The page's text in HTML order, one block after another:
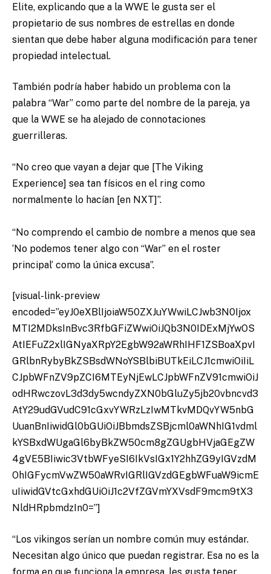
Elite, explicando que a la WWE le gusta ser el
propietario de sus nombres de estrellas en donde
sientan que debe haber alguna modificación para tener
propiedad intelectual.
También podría haber habido un problema con la
palabra “War” como parte del nombre de la pareja, ya
que la WWE se ha alejado de connotaciones
guerrilleras.
“No creo que vayan a dejar que [The Viking
Experience] sea tan físicos en el ring como
normalmente lo hacían [en NXT]”.
“No comprendo el cambio de nombre a menos que sea
‘No podemos tener algo con “War” en el roster
principal’ como la única excusa”.
[visual-link-preview
encoded=”eyJ0eXBlIjoiaW50ZXJuYWwiLCJwb3N0Ijox
MTI2MDksInBvc3RfbGFiZWwiOiJQb3N0IDExMjYwOS
AtIEFuZ2xlIGNyaXRpY2EgbW92aWRhIHF1ZSBoaXpvI
GRlbnRybyBkZSBsdWNoYSBlbiBUTkEiLCJ1cmwiOiIiL
CJpbWFnZV9pZCI6MTEyNjEwLCJpbWFnZV91cmwiOiJ
odHRwczovL3d3dy5wcndyZXN0bGluZy5jb20vbncvd3
AtY29udGVudC91cGxvYWRzLzIwMTkvMDQvYW5nbG
UuanBnIiwidGl0bGUiOiJBbmdsZSBjcml0aWNhIG1vdml
kYSBxdWUgaGl6byBkZW50cm8gZGUgbHVjaGEgZW
4gVE5BIiwic3VtbWFyeSI6IkVsIGx1Y2hhZG9yIGVzdM
OhIGFycmVwZW50aWRvIGRlIGVzdGEgbWFuaW9icmE
uIiwidGVtcGxhdGUiOiJ1c2VfZGVmYXVsdF9mcm9tX3
NldHRpbmdzIn0=”]
“Los vikingos serían un nombre común muy estándar.
Necesitan algo único que puedan registrar. Esa no es la